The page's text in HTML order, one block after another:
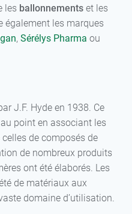
les ballonnements et les
également les marques
, Sérélys Pharma ou
J.F. Hyde en 1938. Ce
point en associant les
de composés de
de nombreux produits
ont été élaborés. Les
de matériaux aux
domaine d’utilisation.